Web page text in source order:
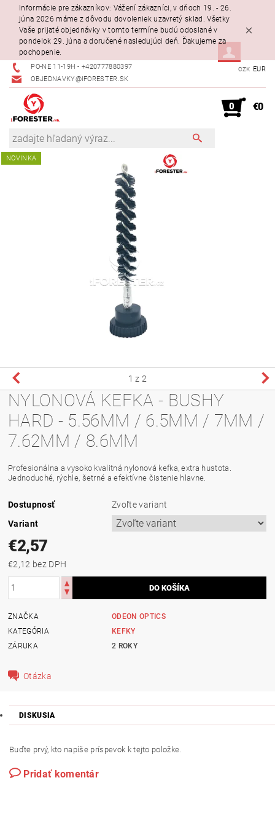
Informácie pre zákazníkov: Vážení zákazníci, v dňoch 19. - 26.
júna 2026 máme z dôvodu dovoleniek uzavretý sklad. Všetky
Vaše prijaté objednávky v tomto termíne budú odoslané v
pondelok 29. júna a doručené nasledujúci deň. Ďakujeme za
pochopenie.
PO-NE 11-19H - +420777880397
OBJEDNAVKY@IFORESTER.SK
CZK EUR
0 €0
NOVINKA
1 z 2
NYLONOVÁ KEFKA - BUSHY
HARD - 5.56MM / 6.5MM / 7MM /
7.62MM / 8.6MM
Profesionálna a vysoko kvalitná nylonová kefka, extra hustota.
Jednoduché, rýchle, šetrné a efektívne čistenie hlavne.
Dostupnosť
Zvoľte variant
Variant
€2,57
€2,12 bez DPH
ZNAČKA
ODEON OPTICS
KATEGÓRIA
KEFKY
ZÁRUKA
2 ROKY
Otázka
DISKUSIA
Buďte prvý, kto napíše príspevok k tejto položke.
Pridať komentár